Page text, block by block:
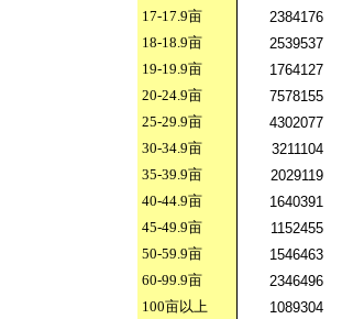
17-17.9亩 2384176
18-18.9亩 2539537
19-19.9亩 1764127
20-24.9亩 7578155
25-29.9亩 4302077
30-34.9亩 3211104
35-39.9亩 2029119
40-44.9亩 1640391
45-49.9亩 1152455
50-59.9亩 1546463
60-99.9亩 2346496
100亩以上 1089304